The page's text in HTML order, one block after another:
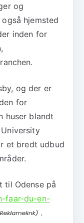
og
hjemsted
inden for
og der er
for
huser blandt
et bredt udbud
til Odense på
faar-du-en-
.